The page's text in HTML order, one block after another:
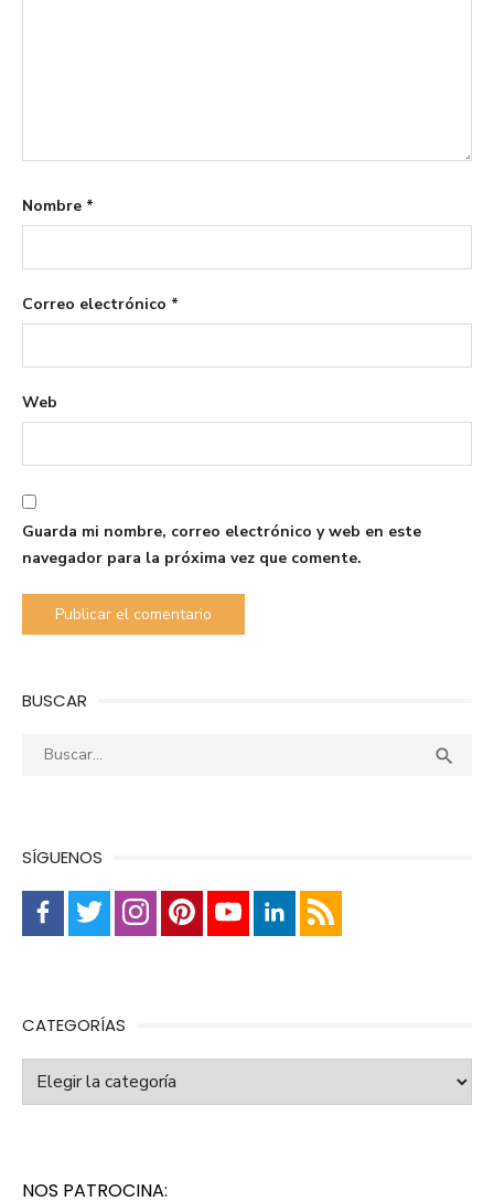
Nombre *
Correo electrónico *
Web
Guarda mi nombre, correo electrónico y web en este
navegador para la próxima vez que comente.
BUSCAR
Buscar: 
SÍGUENOS
CATEGORÍAS
Categorías
NOS PATROCINA: